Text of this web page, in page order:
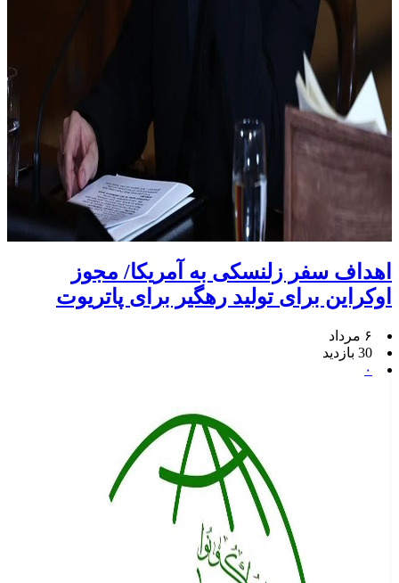
اهداف سفر زلنسکی به آمریکا/ مجوز
اوکراین برای تولید رهگیر برای پاتریوت
۶ مرداد
30 بازدید
۰